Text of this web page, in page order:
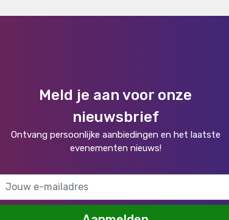
Meld je aan voor onze
nieuwsbrief
Ontvang persoonlijke aanbiedingen en het laatste
evenementen nieuws!